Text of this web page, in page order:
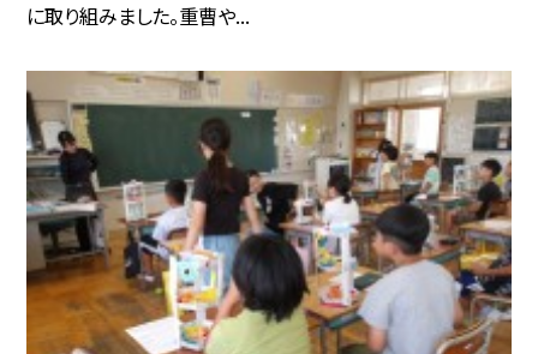
に取り組みました。重曹や...